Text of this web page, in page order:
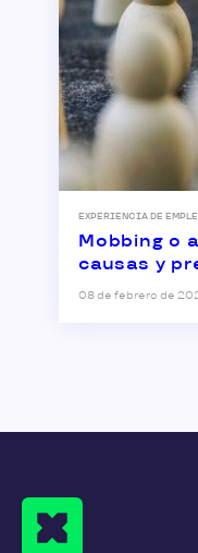
EXPERIENCIA DE
Mobbing o
causas y
08 de febrero de